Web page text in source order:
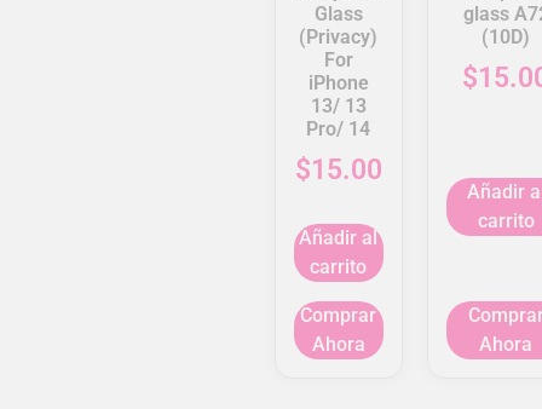
Glass
(Privacy)
For
iPhone
13/ 13
Pro/ 14
$15.00
Añadir al
carrito
Comprar
Ahora
glass
(10D)
$
Añadir
carrito
Ahora